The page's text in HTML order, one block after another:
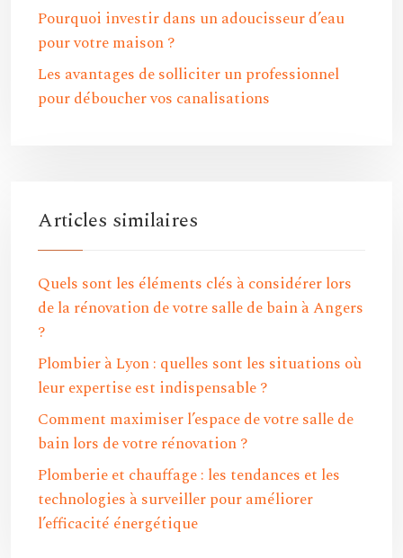
Pourquoi investir dans un adoucisseur d’eau
pour votre maison ?
Les avantages de solliciter un professionnel
pour déboucher vos canalisations
Articles similaires
Quels sont les éléments clés à considérer lors
de la rénovation de votre salle de bain à Angers
?
Plombier à Lyon : quelles sont les situations où
leur expertise est indispensable ?
Comment maximiser l’espace de votre salle de
bain lors de votre rénovation ?
Plomberie et chauffage : les tendances et les
technologies à surveiller pour améliorer
l’efficacité énergétique